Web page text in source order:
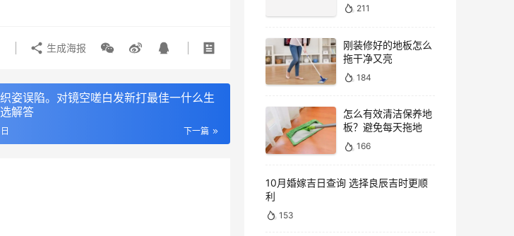
生成海报
姿误陷。对镜空嗟白发新打最佳一什么生
解答
下一篇
211
刚装修好的地板怎么
拖干净又亮
184
怎么有效清洁保养地
板？避免每天拖地
166
10月婚嫁吉日查询 选择良辰吉时更顺
利
153